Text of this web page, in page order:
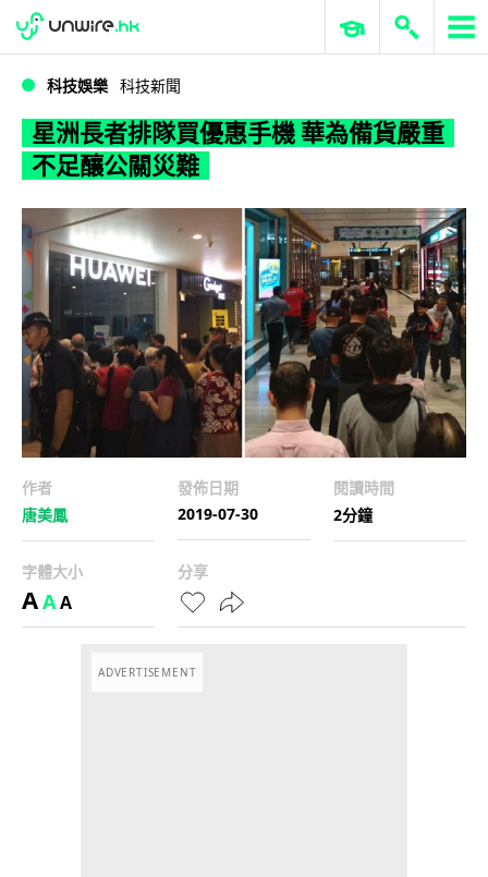
WWDC 2026 ERP 與商業 AI
科技娛樂 科技新聞
星洲長者排隊買優惠手機 華為備貨嚴重
不足釀公關災難
作者
唐美鳳
發佈日期
2019-07-30
閱讀時間
2分鐘
字體大小
AAA
分享
ADVERTISEMENT